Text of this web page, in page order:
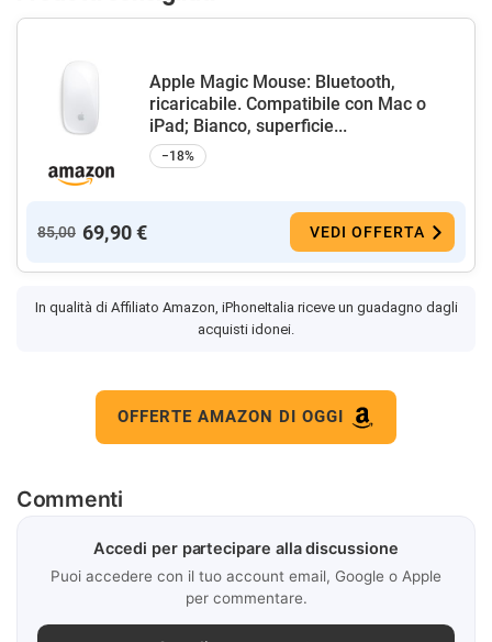
Apple Magic Mouse: Bluetooth,
ricaricabile. Compatibile con Mac o
iPad; Bianco, superficie...
−18%
85,00 69,90 € VEDI OFFERTA
In qualità di Affiliato Amazon, iPhoneItalia riceve un guadagno dagli
acquisti idonei.
OFFERTE AMAZON DI OGGI
Commenti
Accedi per partecipare alla discussione
Puoi accedere con il tuo account email, Google o Apple
per commentare.